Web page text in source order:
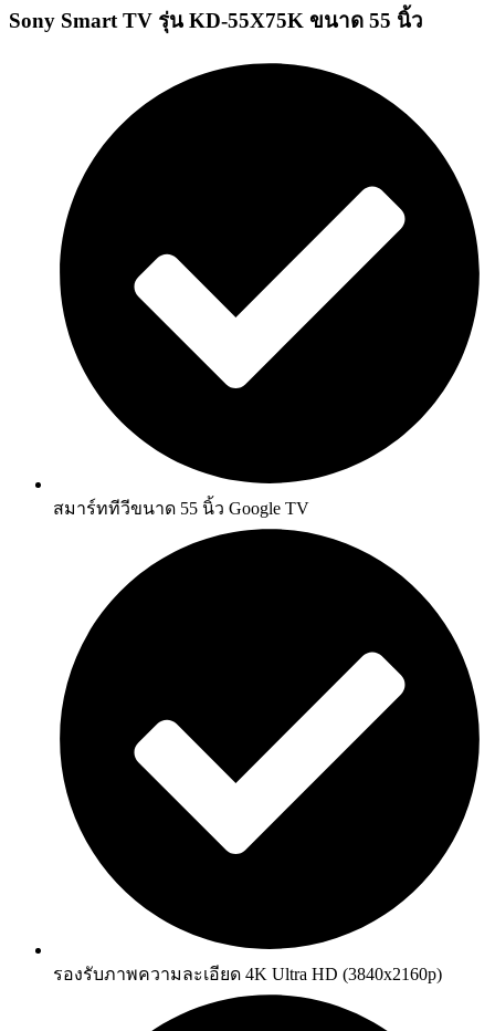
Sony Smart TV รุ่น KD-55X75K ขนาด 55 นิ้ว
สมาร์ททีวีขนาด 55 นิ้ว Google TV
รองรับภาพความละเอียด 4K Ultra HD (3840x2160p)